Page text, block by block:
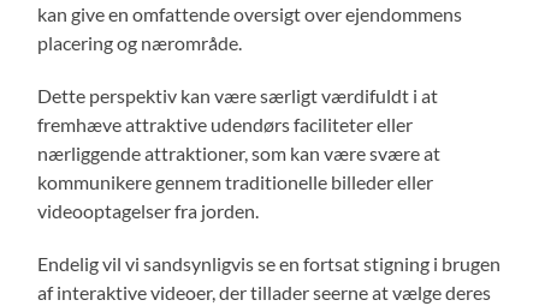
kan give en omfattende oversigt over ejendommens
placering og nærområde.
Dette perspektiv kan være særligt værdifuldt i at
fremhæve attraktive udendørs faciliteter eller
nærliggende attraktioner, som kan være svære at
kommunikere gennem traditionelle billeder eller
videooptagelser fra jorden.
Endelig vil vi sandsynligvis se en fortsat stigning i brugen
af interaktive videoer, der tillader seerne at vælge deres